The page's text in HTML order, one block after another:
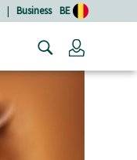
| Business BE